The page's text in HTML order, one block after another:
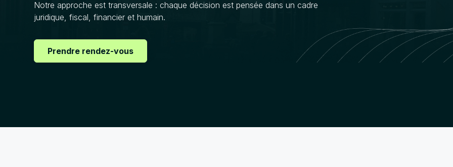
Notre approche est transversale : chaque décision est pensée dans un cadre
juridique, fiscal, financier et humain.
Prendre rendez-vous